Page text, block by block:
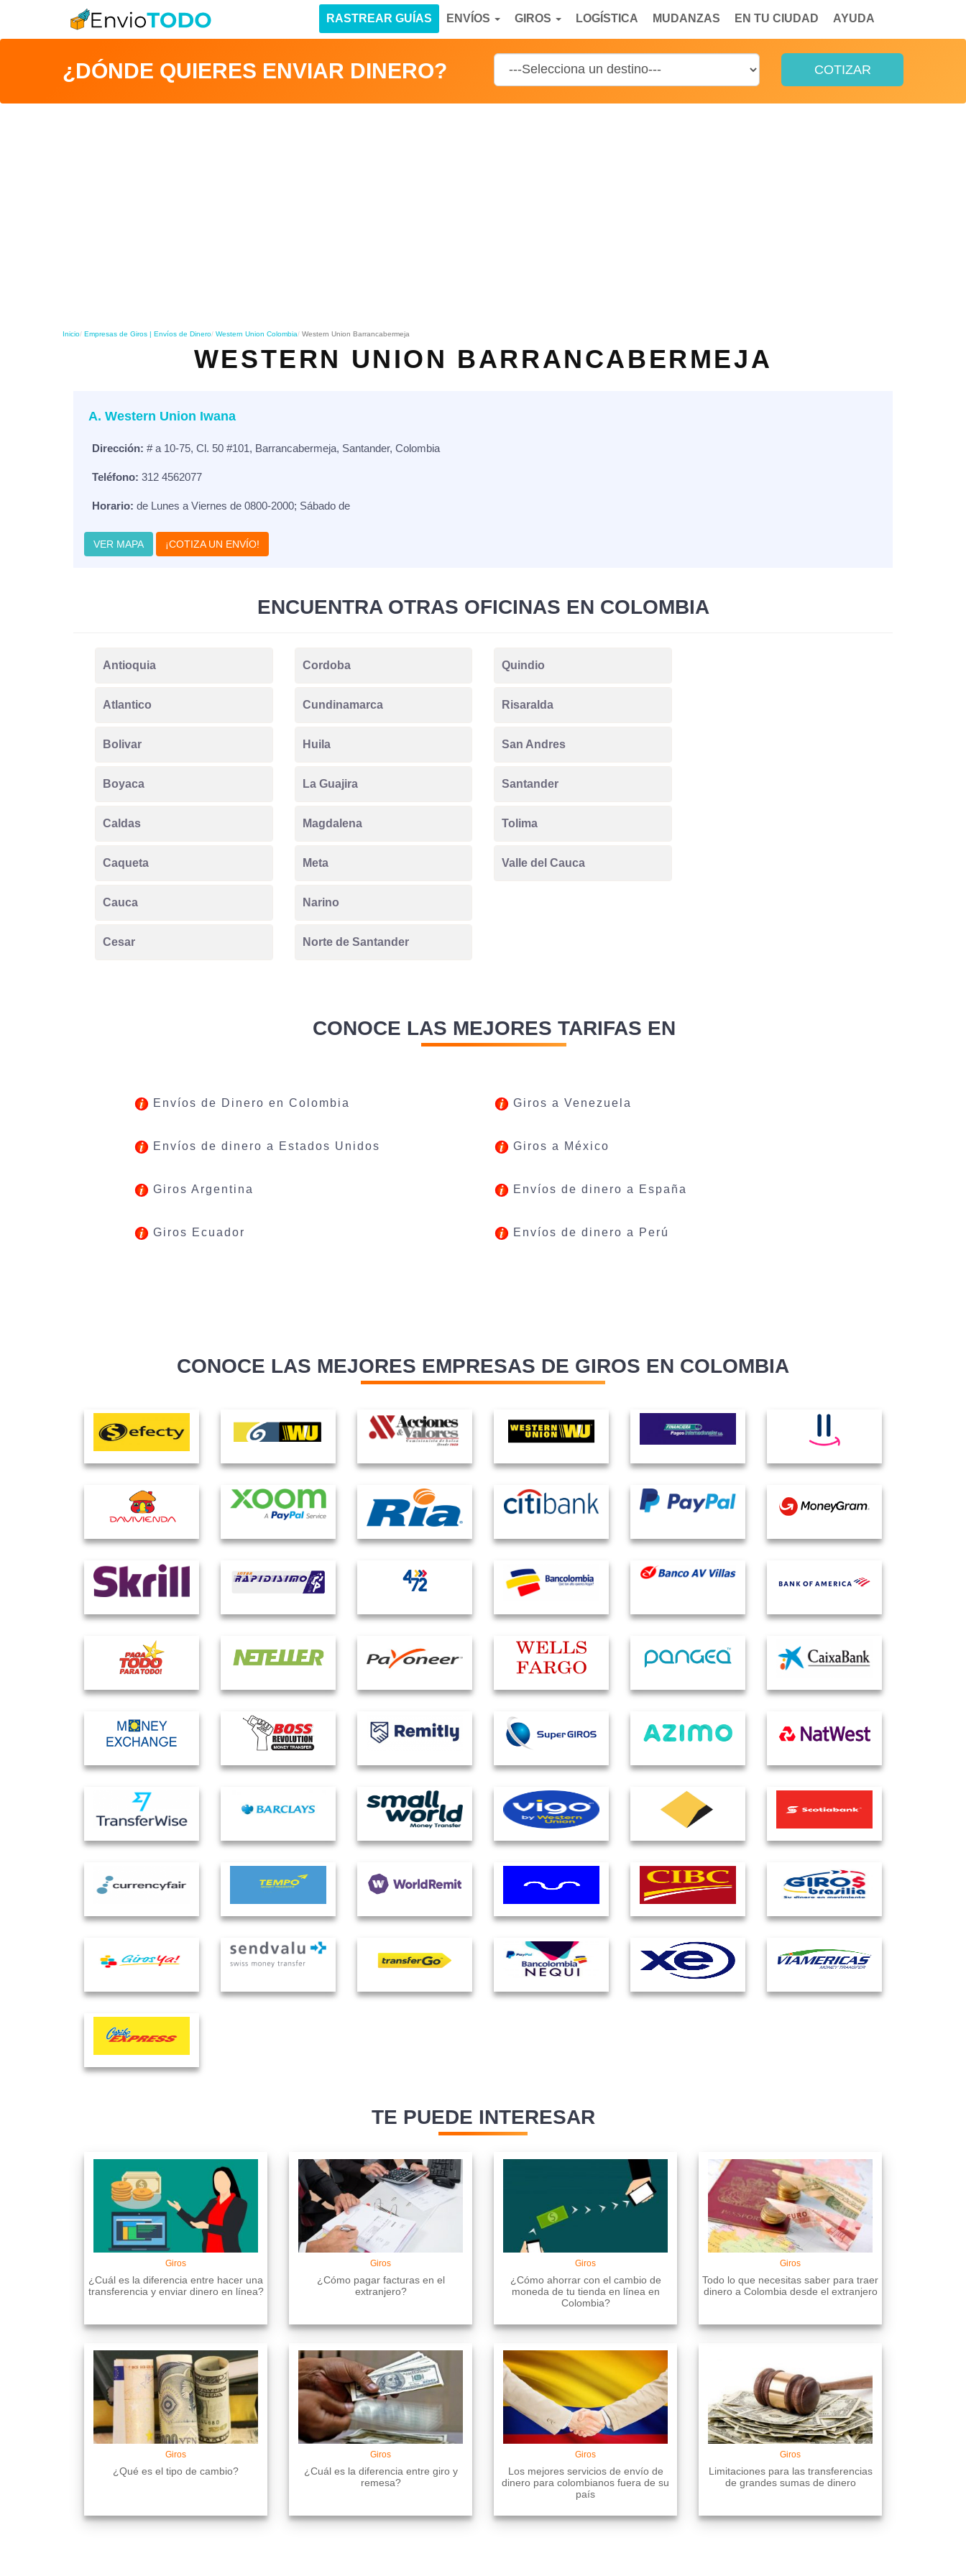
AYUDA
EN TU CIUDAD
MUDANZAS
LOGÍSTICA
GIROS
ENVÍOS
RASTREAR GUÍAS
¿DÓNDE QUIERES ENVIAR DINERO? COTIZAR
Inicio Empresas de Giros | Envíos de Dinero Western Union Colombia Western Union Barrancabermeja
WESTERN UNION BARRANCABERMEJA
A. Western Union Iwana
Dirección: # a 10-75, Cl. 50 #101, Barrancabermeja, Santander, Colombia
Teléfono: 312 4562077
Horario: de Lunes a Viernes de 0800-2000; Sábado de
VER MAPA ¡COTIZA UN ENVÍO!
ENCUENTRA OTRAS OFICINAS EN COLOMBIA
Antioquia
Atlantico
Bolivar
Boyaca
Caldas
Caqueta
Cauca
Cesar
Cordoba
Cundinamarca
Huila
La Guajira
Magdalena
Meta
Narino
Norte de Santander
Quindio
Risaralda
San Andres
Santander
Tolima
Valle del Cauca
CONOCE LAS MEJORES TARIFAS EN
Envíos de Dinero en Colombia Giros a Venezuela
Envíos de dinero a Estados Unidos Giros a México
Giros Argentina Envíos de dinero a España
Giros Ecuador Envíos de dinero a Perú
CONOCE LAS MEJORES EMPRESAS DE GIROS EN COLOMBIA
TE PUEDE INTERESAR
Giros
¿Cuál es la diferencia entre hacer una
transferencia y enviar dinero en línea?
Giros
¿Cómo pagar facturas en el
extranjero?
Giros
¿Cómo ahorrar con el cambio de
moneda de tu tienda en línea en
Colombia?
Giros
Todo lo que necesitas saber para traer
dinero a Colombia desde el extranjero
Giros
¿Qué es el tipo de cambio?
Giros
¿Cuál es la diferencia entre giro y
remesa?
Giros
Los mejores servicios de envío de
dinero para colombianos fuera de su
país
Giros
Limitaciones para las transferencias
de grandes sumas de dinero